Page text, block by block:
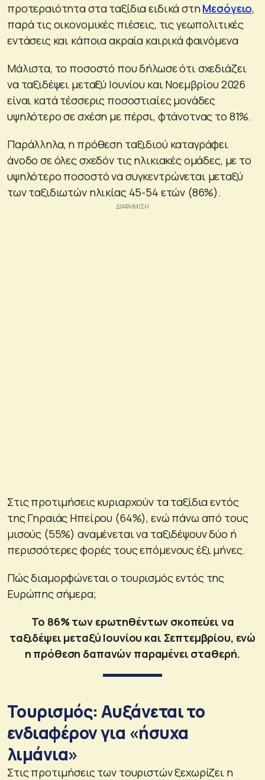
προτεραιότητα στα ταξίδια ειδικά στηΜεσόγειο,
παρά τις οικονομικές πιέσεις, τις γεωπολιτικές
εντάσεις και κάποια ακραία καιρικά φαινόμενα
Μάλιστα, το ποσοστό που δήλωσε ότι σχεδιάζει
να ταξιδέψει μεταξύ Ιουνίου και Νοεμβρίου 2026
είναι κατά τέσσερις ποσοστιαίες μονάδες
υψηλότερο σε σχέση με πέρσι, φτάνοτνας το 81%.
Παράλληλα, η πρόθεση ταξιδιού καταγράφει
άνοδο σε όλες σχεδόν τις ηλικιακές ομάδες, με το
υψηλότερο ποσοστό να συγκεντρώνεται μεταξύ
των ταξιδιωτών ηλικίας 45-54 ετών (86%).
Στις προτιμήσεις κυριαρχούν τα ταξίδια εντός
της Γηραιάς Ηπείρου (64%), ενώ πάνω από τους
μισούς (55%) αναμένεται να ταξιδέψουν δύο ή
περισσότερες φορές τους επόμενους έξι μήνες.
Πώς διαμορφώνεται ο τουρισμός εντός της
Ευρώπης σήμερα;
Το 86% των ερωτηθέντων σκοπεύει να
ταξιδέψει μεταξύ Ιουνίου και Σεπτεμβρίου, ενώ
η πρόθεση δαπανών παραμένει σταθερή.
Τουρισμός: Αυξάνεται το
ενδιαφέρον για «ήσυχα
λιμάνια»
Στις προτιμήσεις των τουριστών ξεχωρίζει η